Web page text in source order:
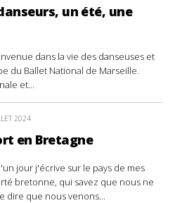
un été, une
dans la vie des danseuses et
du Ballet National de Marseille.
et...
2024
en Bretagne
jour j'écrive sur le pays de mes
bretonne, qui savez que nous ne
dire que nous venons...